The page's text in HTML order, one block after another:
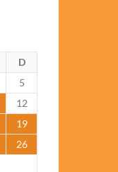
D
5
12
19
26